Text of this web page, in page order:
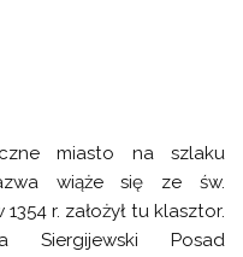
miasto na szlaku
wiąże się ze św.
r. założył tu klasztor.
Siergijewski Posad